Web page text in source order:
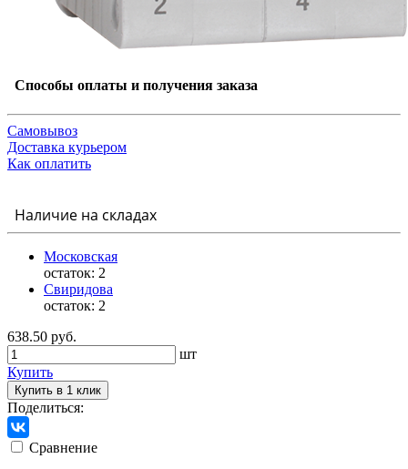
Способы оплаты и получения заказа
Самовывоз
Доставка курьером
Как оплатить
Наличие на складах
Московская
остаток: 2
Свиридова
остаток: 2
638.50 руб.
шт
Купить
Купить в 1 клик
Поделиться:
Сравнение